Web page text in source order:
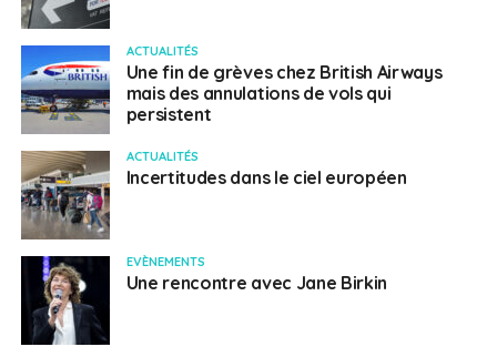
ACTUALITÉS
Une fin de grèves chez British Airways
mais des annulations de vols qui
persistent
ACTUALITÉS
Incertitudes dans le ciel européen
EVÈNEMENTS
Une rencontre avec Jane Birkin